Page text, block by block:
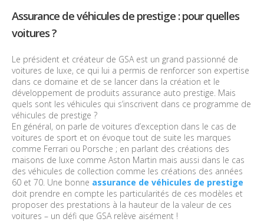
Assurance de véhicules de prestige : pour quelles
voitures ?
Le président et créateur de GSA est un grand passionné de
voitures de luxe, ce qui lui a permis de renforcer son expertise
dans ce domaine et de se lancer dans la création et le
développement de produits assurance auto prestige. Mais
quels sont les véhicules qui s’inscrivent dans ce programme de
véhicules de prestige ?
En général, on parle de voitures d’exception dans le cas de
voitures de sport et on évoque tout de suite les marques
comme Ferrari ou Porsche ; en parlant des créations des
maisons de luxe comme Aston Martin mais aussi dans le cas
des véhicules de collection comme les créations des années
60 et 70. Une bonne assurance de véhicules de prestige
doit prendre en compte les particularités de ces modèles et
proposer des prestations à la hauteur de la valeur de ces
voitures – un défi que GSA relève aisément !